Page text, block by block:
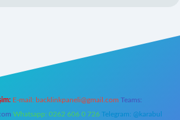
E-mail: backlinkpaneli@gmail.com Teams:
Whatsapp: 0262 606 0 726 Telegram: @karabul